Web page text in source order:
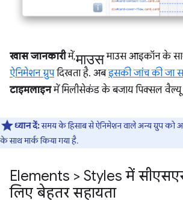
खास जानकारीमें,माउसमाउस आइकॉन के साथ
ऐनिमेशन ग्रुपदिखता है. अबइसकी जांच की जा
टाइमलाइनमें मिलीसेकंड के बजाय पिक्सल वैल्यू
ध्यान दें:समय के हिसाब से ऐनिमेशन वाले अन्य ग्रुप को
के साथ मार्क किया गया है.
Elements > Styles में
लिए बेहतर सहायता